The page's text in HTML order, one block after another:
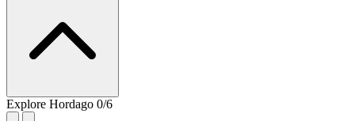
Explore Hordago 0/6